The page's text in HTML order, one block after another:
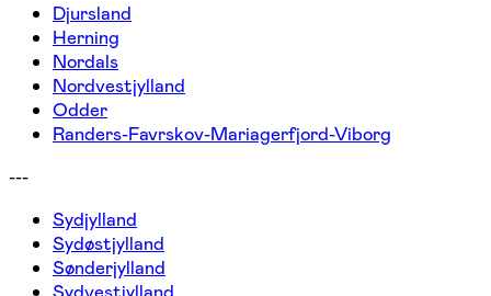
Djursland
Herning
Nordals
Nordvestjylland
Odder
Randers-Favrskov-Mariagerfjord-Viborg
---
Sydjylland
Sydøstjylland
Sønderjylland